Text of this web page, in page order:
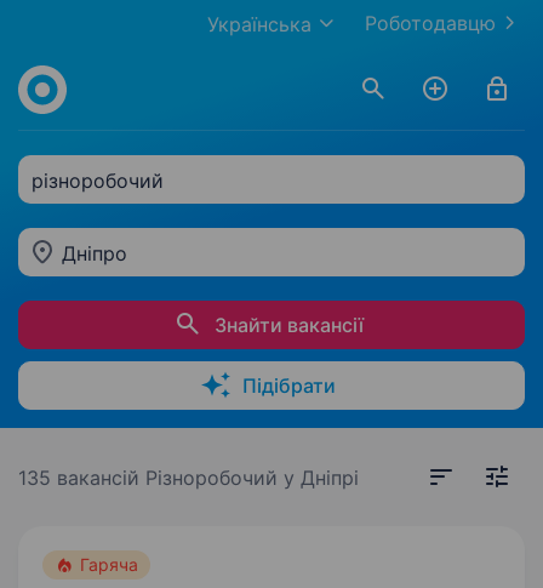
Роботодавцю
Українська
різноробочий
Дніпро
Знайти вакансії
Підібрати
135 вакансій Різноробочий у Дніпрі
Гаряча